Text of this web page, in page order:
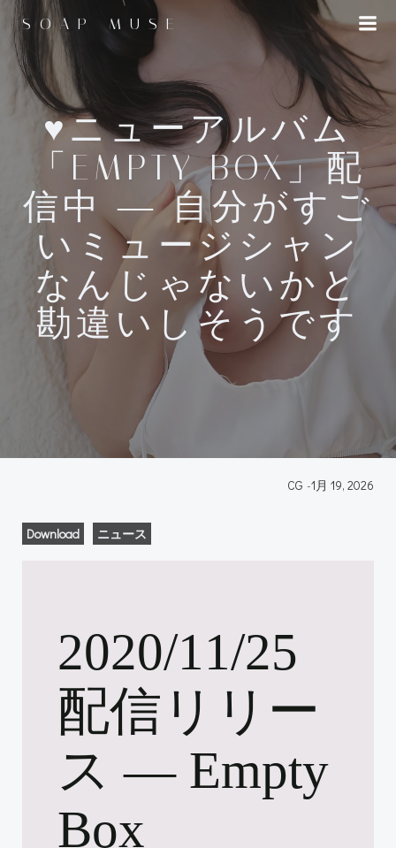
ツ
へ
ス
キ
プ
SOAP MUSE
♥ニューアルバム
「EMPTY BOX」配
信中 ― 自分がすご
いミュージシャン
なんじゃないかと
勘違いしそうです
CG -1月 19, 2026
Download ニュース
2020/11/25
配信リリー
ス ― Empty
Box